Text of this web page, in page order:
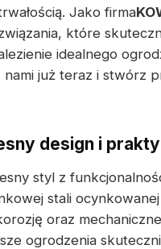
Jako firma
które
idealnego
nami już teraz i stwórz
design i
styl z
stali
oraz
ogrodzenia